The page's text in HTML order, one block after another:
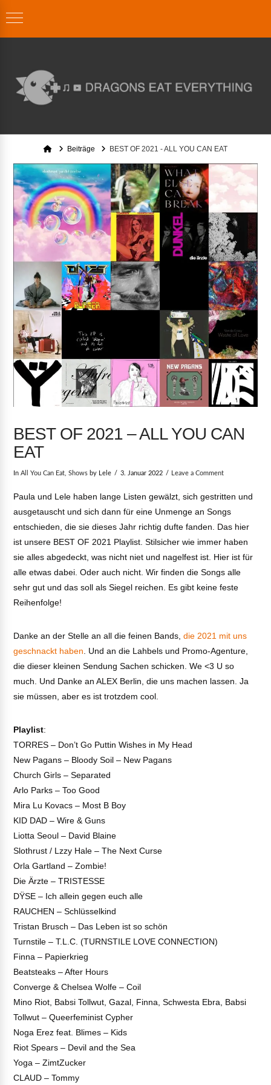
HomeBeiträge BEST OF 2021 - ALL YOU CAN EAT
BEST OF 2021 – ALL YOU CAN
EAT
InAll You Can Eat ,Shows by Lele 3. Januar 2022 Leave a Comment
Paula und Lele haben lange Listen gewälzt, sich gestritten und
ausgetauscht und sich dann für eine Unmenge an Songs
entschieden, die sie dieses Jahr richtig dufte fanden. Das hier
ist unsere BEST OF 2021 Playlist. Stilsicher wie immer haben
sie alles abgedeckt, was nicht niet und nagelfest ist. Hier ist für
alle etwas dabei. Oder auch nicht. Wir finden die Songs alle
sehr gut und das soll als Siegel reichen. Es gibt keine feste
Reihenfolge!
Danke an der Stelle an all die feinen Bands,die 2021 mit uns
geschnackt haben. Und an die Lahbels und Promo-Agenture,
die dieser kleinen Sendung Sachen schicken. We <3 U so
much. Und Danke an ALEX Berlin, die uns machen lassen. Ja
sie müssen, aber es ist trotzdem cool.
Playlist:
TORRES – Don’t Go Puttin Wishes in My Head
New Pagans – Bloody Soil – New Pagans
Church Girls – Separated
Arlo Parks – Too Good
Mira Lu Kovacs – Most B Boy
KID DAD – Wire & Guns
Liotta Seoul – David Blaine
Slothrust / Lzzy Hale – The Next Curse
Orla Gartland – Zombie!
Die Ärzte – TRISTESSE
DŸSE – Ich allein gegen euch alle
RAUCHEN – Schlüsselkind
Tristan Brusch – Das Leben ist so schön
Turnstile – T.L.C. (TURNSTILE LOVE CONNECTION)
Finna – Papierkrieg
Beatsteaks – After Hours
Converge & Chelsea Wolfe – Coil
Mino Riot, Babsi Tollwut, Gazal, Finna, Schwesta Ebra, Babsi
Tollwut – Queerfeminist Cypher
Noga Erez feat. Blimes – Kids
Riot Spears – Devil and the Sea
Yoga – ZimtZucker
CLAUD – Tommy